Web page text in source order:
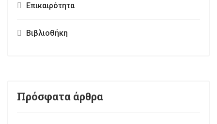
Επικαιρότητα
Βιβλιοθήκη
Πρόσφατα άρθρα